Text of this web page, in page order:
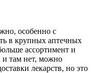
особенно с
в крупных аптечных
ассортимент и
и там нет, можно
лекарств, но это